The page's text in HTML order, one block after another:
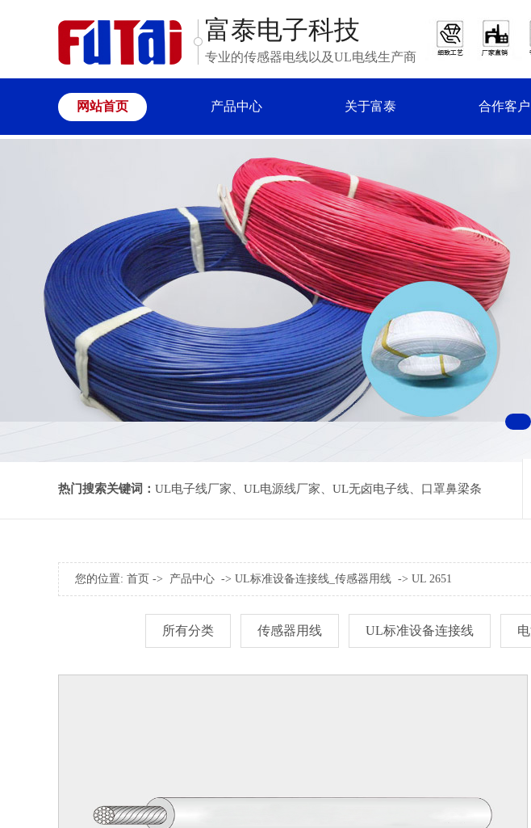
富泰电子科技
专业的传感器电线以及UL电线生产商
网站首页 产品中心 关于富泰 合作客户
热门搜索关键词： UL电子线厂家 UL电源线厂家 UL无卤电子线 口罩鼻梁条
您的位置: 首页 -> 产品中心 -> UL标准设备连接线 传感器用线 -> UL 2651
所有分类 传感器用线 UL标准设备连接线